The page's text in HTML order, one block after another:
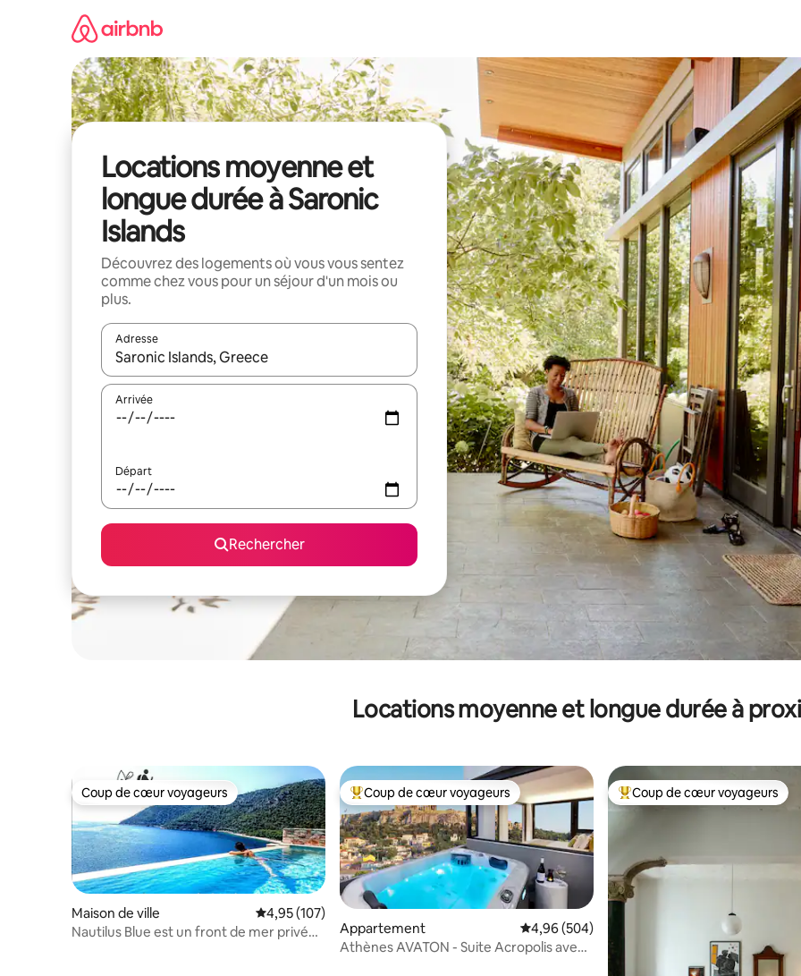
Locations moyenne et
longue durée à Saronic
Islands
Découvrez des logements où vous vous sentez
comme chez vous pour un séjour d'un mois ou
plus.
Adresse
Lorsque les résultats s'affichent, utilisez les flèches vers le haut et vers le bas pour les parcourir ou en appuyant et en
Arrivée
Départ
Rechercher
Locations moyenne et longue durée à
Coup de cœur voyageurs
Coup de cœur voyageurs
Maison de ville Évaluation moyenne sur la base de 107 commentaires : 4,95 sur 5
4,95 (107)
Nautilus Blue est un front de mer privé
Coups de cœur voyageurs les plus appréciés
Coup de cœur voyageurs
Appartement Évaluation moyenne sur la base de 504
4,96 (504)
Athènes AVATON - Suite Acropolis avec
Coups de cœur voyageurs les
Coup de cœur voyageurs